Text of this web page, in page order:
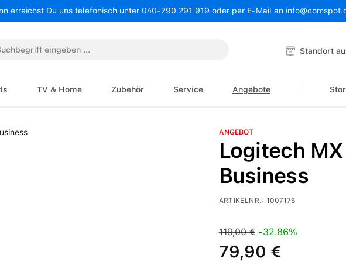
erreichst Du uns telefonisch unter 040-790 291 919 oder per E-Mail an
Standort
TV & Home Zubehör Service Angebote
ANGEBOT
Logitech
Business
ARTIKELNR.: 1007175
Verkaufspreis:
Regulärer Preis:
119,00 €-32.86%
79,90 €